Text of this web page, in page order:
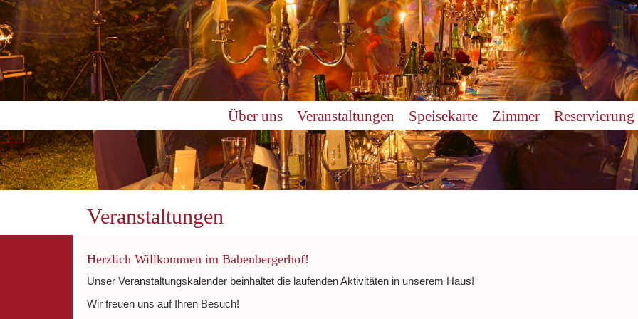
Über uns Veranstaltungen Speisekarte Zimmer Reservierung
Veranstaltungen
Herzlich Willkommen im Babenbergerhof!
Unser Veranstaltungskalender beinhaltet die laufenden Aktivitäten in unserem Haus!
Wir freuen uns auf Ihren Besuch!
0:00
2:00
5:00